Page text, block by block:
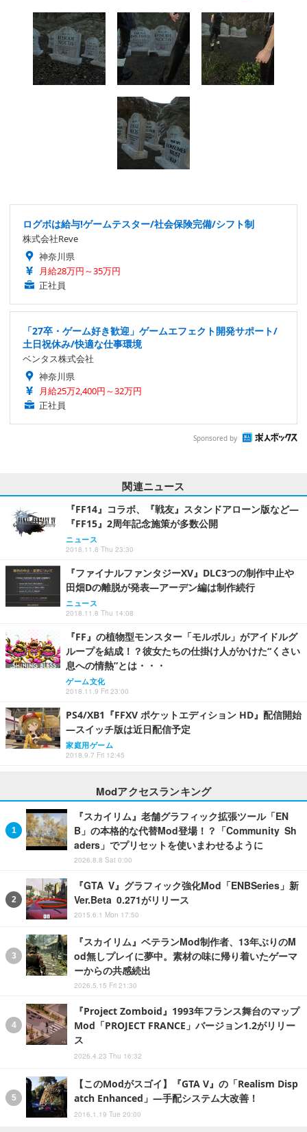
ログボは給与!ゲームテスター/社会保険完備/シフト制
株式会社Reve
神奈川県
月給28万円～35万円
正社員
「27卒・ゲーム好き歓迎」ゲームエフェクト開発サポート/
土日祝休み/快適な仕事環境
ベンタス株式会社
神奈川県
月給25万2,400円～32万円
正社員
Sponsored by
関連ニュース
『FF14』コラボ、『戦友』スタンドアローン版など―
『FF15』2周年記念施策が多数公開
ニュース
2018.11.8 Thu 23:30
『ファイナルファンタジーXV』DLC3つの制作中止や
田畑Dの離脱が発表―アーデン編は制作続行
ニュース
2018.11.8 Thu 14:08
『FF』の植物型モンスター「モルボル」がアイドルグ
ループを結成！？彼女たちの仕掛け人がかけた“くさい
息への情熱”とは・・・
ゲーム文化
2018.11.9 Fri 23:00
PS4/XB1『FFXV ポケットエディション HD』配信開始
―スイッチ版は近日配信予定
家庭用ゲーム
2018.9.7 Fri 12:45
Modアクセスランキング
『スカイリム』老舗グラフィック拡張ツール「EN
B」の本格的な代替Mod登場！？「Community Sh
aders」でプリセットを使いまわせるように
2026.8.8 Sat 0:00
『GTA V』グラフィック強化Mod「ENBSeries」新
Ver.Beta 0.271がリリース
2015.6.1 Mon 17:50
『スカイリム』ベテランMod制作者、13年ぶりのM
od無しプレイに夢中。素材の味に帰り着いたゲーマ
ーからの共感続出
2026.5.15 Fri 21:30
『Project Zomboid』1993年フランス舞台のマップ
Mod「PROJECT FRANCE」バージョン1.2がリリー
ス
2026.4.23 Thu 16:32
【このModがスゴイ】『GTA V』の「Realism Disp
atch Enhanced」―手配システム大改善！
2016.1.19 Tue 20:00